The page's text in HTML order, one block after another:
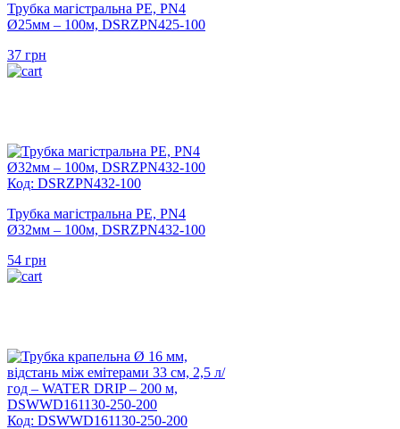
Трубка магістральна PE, PN4
Ø25мм – 100м, DSRZPN425-100
37 грн
Код: DSRZPN432-100
Трубка магістральна PE, PN4
Ø32мм – 100м, DSRZPN432-100
54 грн
Код: DSWWD161130-250-200